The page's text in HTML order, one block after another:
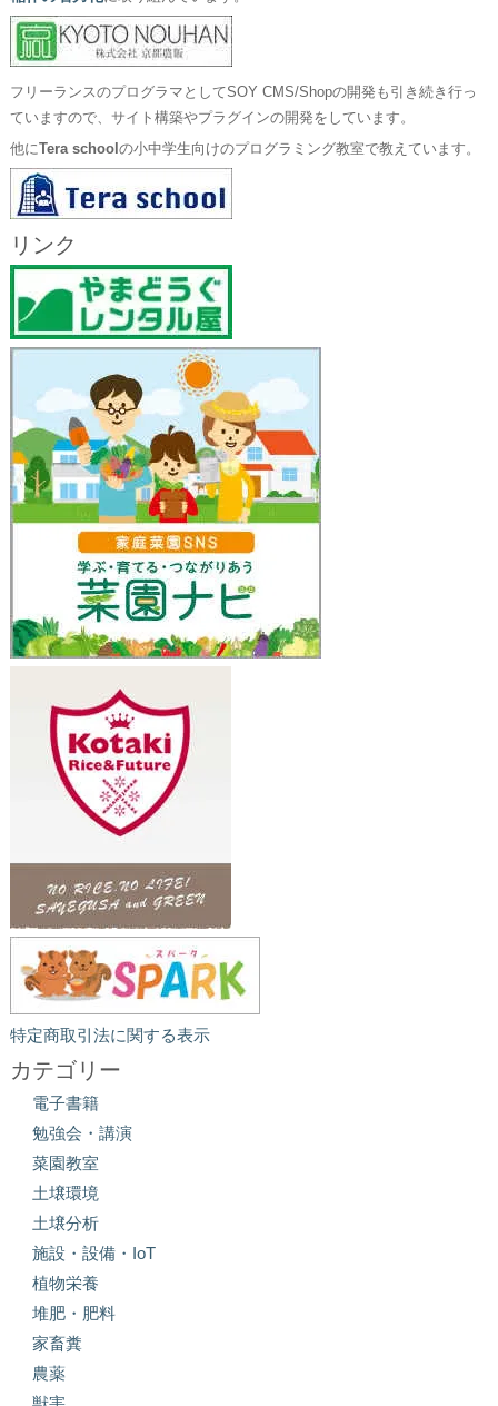
フリーランスのプログラマとしてSOY CMS/Shopの開発も引き続き行っ
ていますので、サイト構築やプラグインの開発をしています。
他にTera school の小中学生向けのプログラミング教室で教えています。
リンク
特定商取引法に関する表示
カテゴリー
電子書籍
勉強会・講演
菜園教室
土壌環境
土壌分析
施設・設備・IoT
植物栄養
堆肥・肥料
家畜糞
農薬